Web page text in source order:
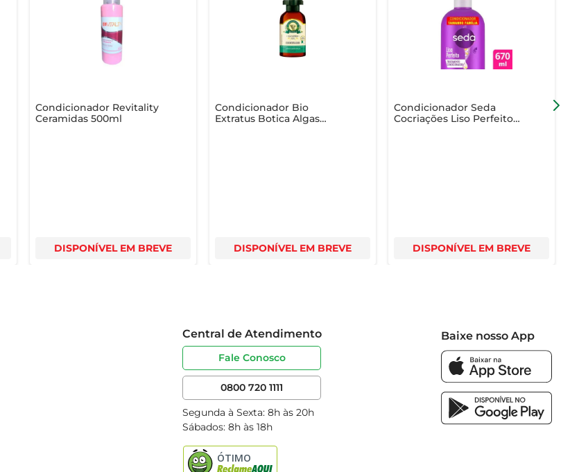
Condicionador Revitality
Ceramidas 500ml
DISPONÍVEL EM BREVE
Condicionador Bio
Extratus Botica Algas
DISPONÍVEL EM BREVE
Condicionador Seda
Cocriações Liso Perfeito
DISPONÍVEL EM BREVE
Central de Atendimento
Fale Conosco
0800 720 1111
Segunda à Sexta: 8h às 20h
Sábados: 8h às 18h
Baixe nosso App